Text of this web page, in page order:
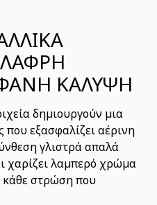
ΚΑΛΥΨΗ
δημιουργούν μια
εξασφαλίζει αέρινη
γλιστρά απαλά
χαρίζει λαμπερό χρώμα
κάθε στρώση που